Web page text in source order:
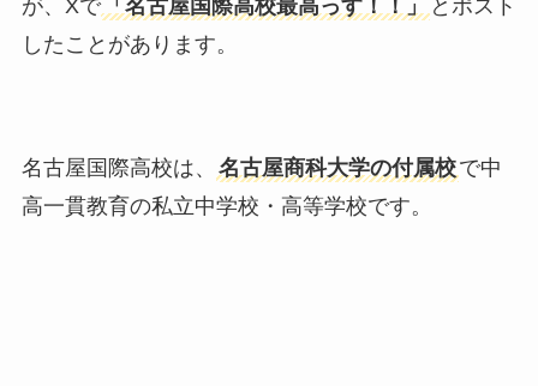
が、Xで 「名古屋国際高校最高っす！！」
とポスト
したことがあります。
名古屋国際高校は、 名古屋商科大学の付属校で中
高一貫教育の私立中学校・高等学校です。